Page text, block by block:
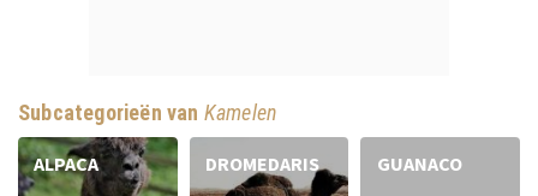
Subcategorieën van Kamelen
ALPACA DROMEDARIS GUANACO